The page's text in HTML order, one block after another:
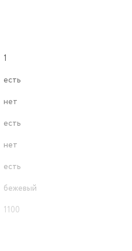
1
есть
нет
есть
нет
есть
бежевый
1100